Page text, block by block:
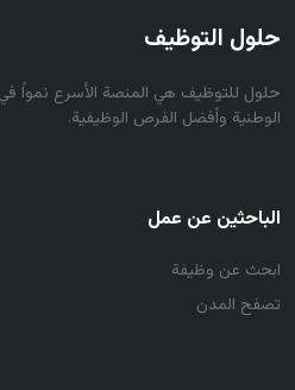
حلول التوظيف
حلول للتوظيف هي المنصة الأسرع نمواً في
الوطنية وأفضل الفرص الوظيفية.
الباحثين عن عمل
ابحث عن وظيفة
تصفح المدن